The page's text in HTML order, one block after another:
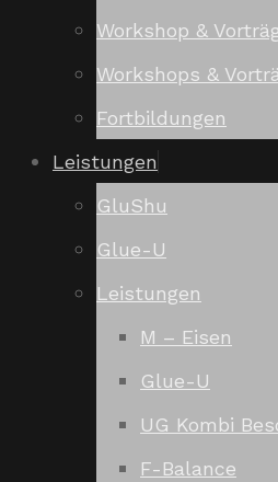
Workshop &
Workshops &
Fortbildungen
Leistungen
GluShu
Glue-U
Leistungen
M – Eisen
Glue-U
UG Kombi
F-Balance